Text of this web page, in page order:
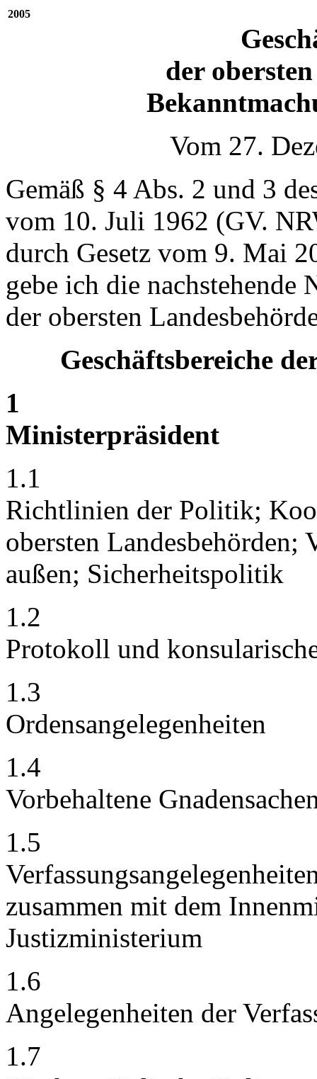
2005
der
Vom 27.
Gemäß § 4 Abs. 2 und 3
vom 10. Juli 1962 (GV.
durch Gesetz vom 9. Mai
gebe ich die nachstehende
der obersten
Geschäftsbereiche
1
Ministerpräsident
1.1
Richtlinien der Politik;
obersten Landesbehörden;
außen; Sicherheitspolitik
1.2
Protokoll und
1.3
Ordensangelegenheiten
1.4
Vorbehaltene
1.5
zusammen mit dem
Justizministerium
1.6
Angelegenheiten der
1.7